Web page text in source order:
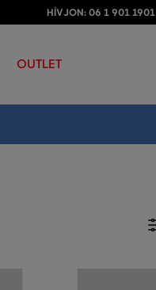
HÍVJON: 06 1 901 1901
OUTLET